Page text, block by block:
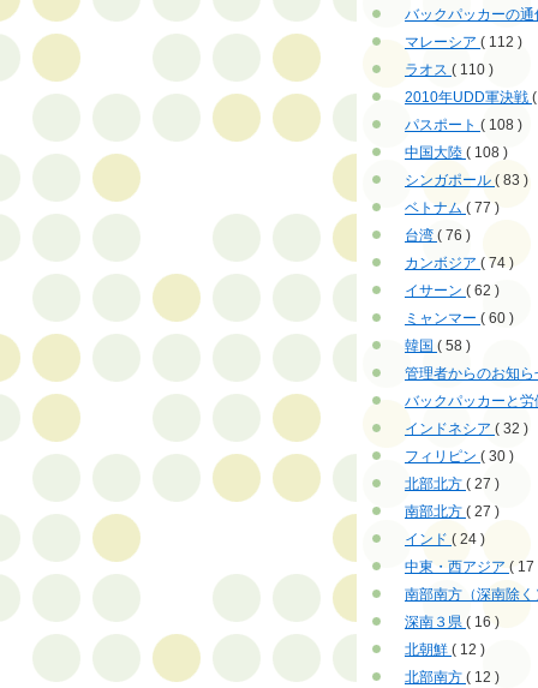
バックパッカーの
マレーシア ( 112 )
ラオス ( 110 )
2010年UDD軍決戦
パスポート ( 108 )
中国大陸 ( 108 )
シンガポール ( 83 )
ベトナム ( 77 )
台湾 ( 76 )
カンボジア ( 74 )
イサーン ( 62 )
ミャンマー ( 60 )
韓国 ( 58 )
管理者からのお知
バックパッカーと
インドネシア ( 32 )
フィリピン ( 30 )
北部北方 ( 27 )
南部北方 ( 27 )
インド ( 24 )
中東・西アジア ( 17
南部南方（深南除
深南３県 ( 16 )
北朝鮮 ( 12 )
北部南方 ( 12 )